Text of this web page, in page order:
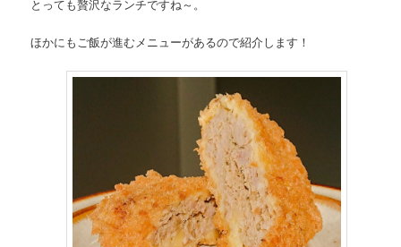
とっても贅沢なランチですね～。
ほかにもご飯が進むメニューがあるので紹介します！